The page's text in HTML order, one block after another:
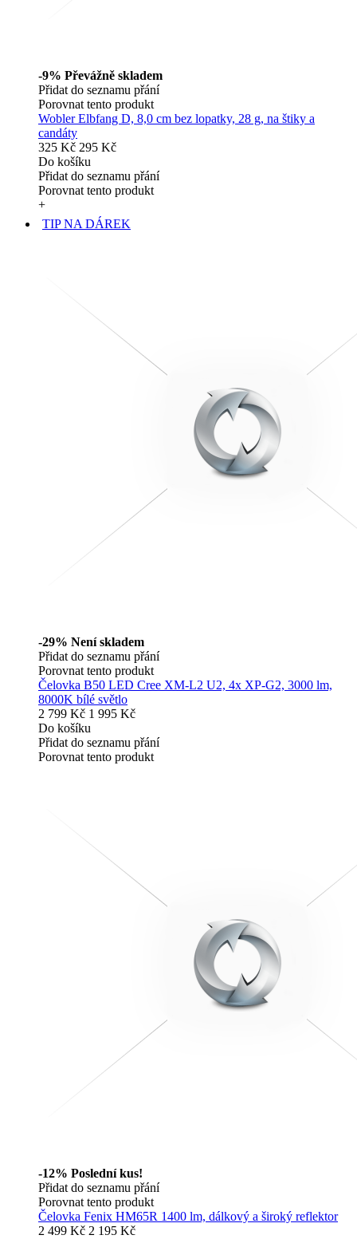
-9% Převážně skladem
Přidat do seznamu přání
Porovnat tento produkt
Wobler Elbfang D, 8,0 cm bez lopatky, 28 g, na štiky a
candáty
325 Kč 295 Kč
Do košíku
Přidat do seznamu přání
Porovnat tento produkt
+
TIP NA DÁREK
-29% Není skladem
Přidat do seznamu přání
Porovnat tento produkt
Čelovka B50 LED Cree XM-L2 U2, 4x XP-G2, 3000 lm,
8000K bílé světlo
2 799 Kč 1 995 Kč
Do košíku
Přidat do seznamu přání
Porovnat tento produkt
-12% Poslední kus!
Přidat do seznamu přání
Porovnat tento produkt
Čelovka Fenix HM65R 1400 lm, dálkový a široký reflektor
2 499 Kč 2 195 Kč